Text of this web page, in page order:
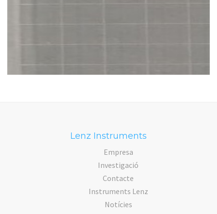
Lenz Instruments
Empresa
Investigació
Contacte
Instruments Lenz
Notícies